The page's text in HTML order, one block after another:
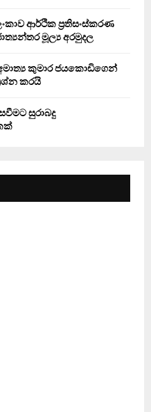
ආර්ථික ප්‍රතිසංස්කරණ
මූල්‍ය අරමුදල
කුමාර ජයකොඩිගෙන්
කරයි
සුරාබදු